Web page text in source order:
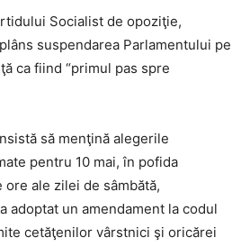
Socialist de opoziţie,
suspendarea Parlamentului pe
ca fiind “primul pas spre
să menţină alegerile
pentru 10 mai, în pofida
ale zilei de sâmbătă,
adoptat un amendament la codul
cetăţenilor vârstnici şi oricărei